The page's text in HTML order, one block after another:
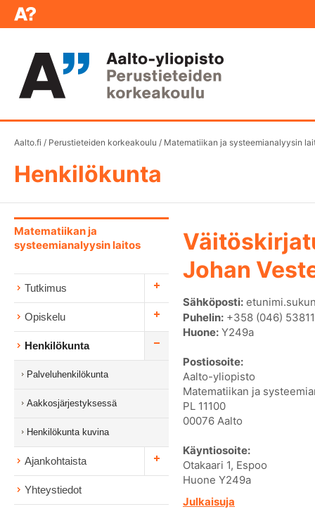
Aalto.fi / Perustieteiden korkeakoulu / Matematiikan ja systeemianalyysin
Henkilökunta
Matematiikan ja
systeemianalyysin laitos
Tutkimus
Opiskelu
Henkilökunta
Palveluhenkilökunta
Aakkosjärjestyksessä
Henkilökunta kuvina
Ajankohtaista
Yhteystiedot
Johan
Sähköposti:
Puhelin: +358 (046)
Huone: Y249a
Postiosoite:
Aalto-yliopisto
Matematiikan ja
PL 11100
00076 Aalto
Käyntiosoite:
Otakaari 1, Espoo
Huone Y249a
Julkaisuja